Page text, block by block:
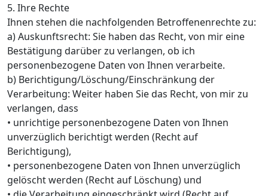
5. Ihre Rechte
Ihnen stehen die nachfolgenden Betroffenenrechte zu:
a) Auskunftsrecht: Sie haben das Recht, von mir eine
Bestätigung darüber zu verlangen, ob ich
personenbezogene Daten von Ihnen verarbeite.
b) Berichtigung/Löschung/Einschränkung der
Verarbeitung: Weiter haben Sie das Recht, von mir zu
verlangen, dass
• unrichtige personenbezogene Daten von Ihnen
unverzüglich berichtigt werden (Recht auf
Berichtigung),
• personenbezogene Daten von Ihnen unverzüglich
gelöscht werden (Recht auf Löschung) und